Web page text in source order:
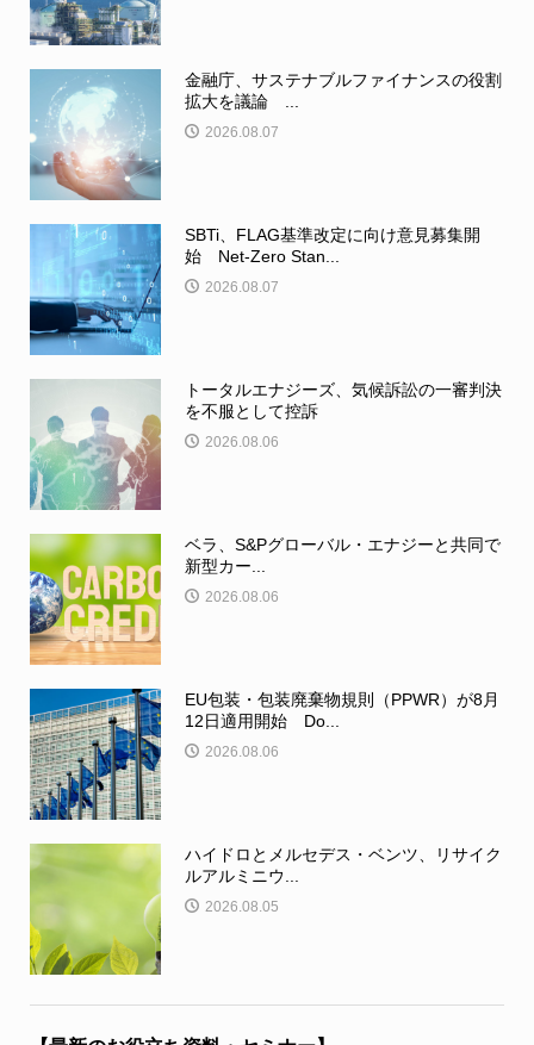
金融庁、サステナブルファイナンスの役割
拡大を議論 ...
2026.08.07
SBTi、FLAG基準改定に向け意見募集開
始 Net-Zero Stan...
2026.08.07
トータルエナジーズ、気候訴訟の一審判決
を不服として控訴
2026.08.06
ベラ、S&Pグローバル・エナジーと共同で
新型カー...
2026.08.06
EU包装・包装廃棄物規則（PPWR）が8月
12日適用開始 Do...
2026.08.06
ハイドロとメルセデス・ベンツ、リサイク
ルアルミニウ...
2026.08.05